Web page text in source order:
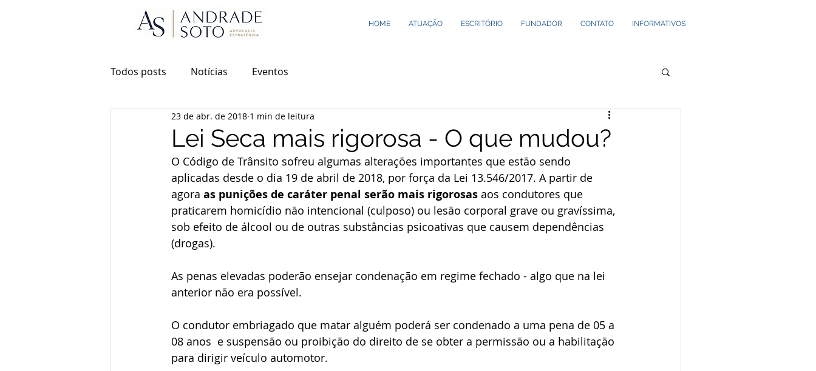
HOME ATUAÇÃO ESCRITÓRIO FUNDADOR CONTATO INFORMATIVOS
Todos posts Notícias Eventos
Lei Seca mais rigorosa - O que mudou?
23 de abr. de 2018 1 min de leitura
O Código de Trânsito sofreu algumas alterações importantes que estão sendo
aplicadas desde o dia 19 de abril de 2018, por força da Lei 13.546/2017. A partir de
agora as punições de caráter penal serão mais rigorosas aos condutores que
praticarem homicídio não intencional (culposo) ou lesão corporal grave ou gravíssima,
sob efeito de álcool ou de outras substâncias psicoativas que causem dependências
(drogas).
As penas elevadas poderão ensejar condenação em regime fechado - algo que na lei
anterior não era possível.
O condutor embriagado que matar alguém poderá ser condenado a uma pena de 05 a
08 anos  e suspensão ou proibição do direito de se obter a permissão ou a habilitação
para dirigir veículo automotor.